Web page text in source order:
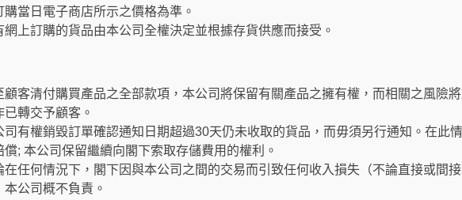
購當日電子商店所示之價格為準。
網上訂購的貨品由本公司全權決定並根據存貨供應而接受。
顧客清付購買產品之全部款項，本公司將保留有關產品之擁有權，而相關之風險
已轉交予顧客。
司有權銷毀訂單確認通知日期超過30天仍未收取的貨品，而毋須另行通知。在此
償; 本公司保留繼續向閣下索取存儲費用的權利。
在任何情況下，閣下因與本公司之間的交易而引致任何收入損失（不論直接或間
本公司概不負責。